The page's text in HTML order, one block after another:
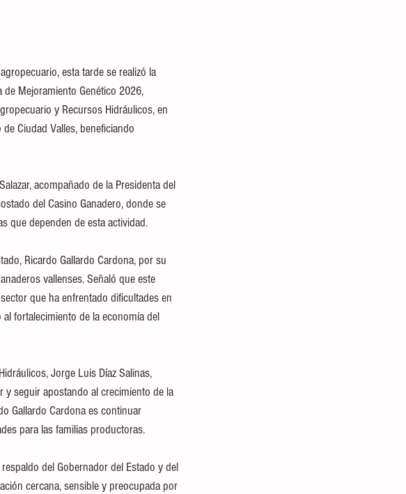
esta tarde se realizó la
Mejoramiento Genético 2026,
y Recursos Hidráulicos, en
Ciudad Valles, beneficiando
acompañado de la Presidenta del
del Casino Ganadero, donde se
que dependen de esta actividad.
Ricardo Gallardo Cardona, por su
vallenses. Señaló que este
que ha enfrentado dificultades en
fortalecimiento de la economía del
Jorge Luis Díaz Salinas,
seguir apostando al crecimiento de la
Gallardo Cardona es continuar
para las familias productoras.
del Gobernador del Estado y del
cercana, sensible y preocupada por